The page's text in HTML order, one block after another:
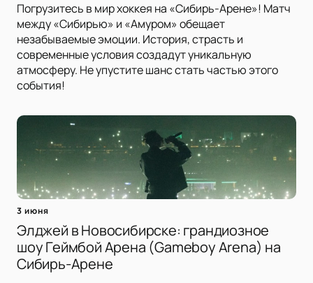
Погрузитесь в мир хоккея на «Сибирь-Арене»! Матч
между «Сибирью» и «Амуром» обещает
незабываемые эмоции. История, страсть и
современные условия создадут уникальную
атмосферу. Не упустите шанс стать частью этого
события!
3 июня
Элджей в Новосибирске: грандиозное
шоу Геймбой Арена (Gameboy Arena) на
Сибирь-Арене